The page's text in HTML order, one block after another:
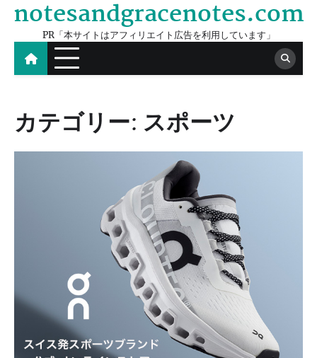
Skip
content
notesandgracenotes.com
PR「本サイトはアフィリエイト広告を利用しています」
カテゴリー: スポーツ